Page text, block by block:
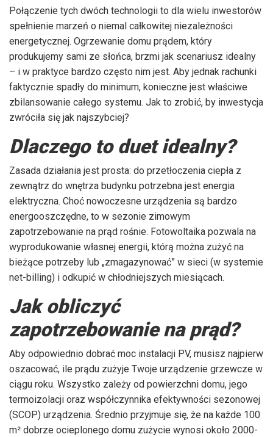
Połączenie tych dwóch technologii to dla wielu inwestorów
spełnienie marzeń o niemal całkowitej niezależności
energetycznej. Ogrzewanie domu prądem, który
produkujemy sami ze słońca, brzmi jak scenariusz idealny
– i w praktyce bardzo często nim jest. Aby jednak rachunki
faktycznie spadły do minimum, konieczne jest właściwe
zbilansowanie całego systemu. Jak to zrobić, by inwestycja
zwróciła się jak najszybciej?
Dlaczego to duet idealny?
Zasada działania jest prosta: do przetłoczenia ciepła z
zewnątrz do wnętrza budynku potrzebna jest energia
elektryczna. Choć nowoczesne urządzenia są bardzo
energooszczędne, to w sezonie zimowym
zapotrzebowanie na prąd rośnie. Fotowoltaika pozwala na
wyprodukowanie własnej energii, którą można zużyć na
bieżące potrzeby lub „zmagazynować” w sieci (w systemie
net-billing) i odkupić w chłodniejszych miesiącach.
Jak obliczyć
zapotrzebowanie na prąd?
Aby odpowiednio dobrać moc instalacji PV, musisz najpierw
oszacować, ile prądu zużyje Twoje urządzenie grzewcze w
ciągu roku. Wszystko zależy od powierzchni domu, jego
termoizolacji oraz współczynnika efektywności sezonowej
(SCOP) urządzenia. Średnio przyjmuje się, że na każde 100
m² dobrze ocieplonego domu zużycie wynosi około 2000-